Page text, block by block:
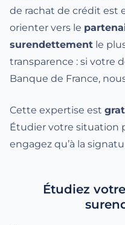
de rachat de crédit est
orienter vers le
surendettement le
transparence : si votre
Banque de France,
Cette expertise est
Étudier votre situation
engagez qu’à la
Étudiez